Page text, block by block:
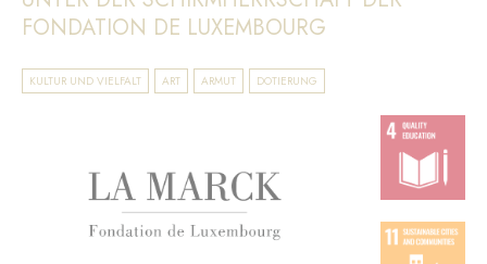
FONDATION DE LUXEMBOURG
KULTUR UND VIELFALT ART ARMUT DOTIERUNG